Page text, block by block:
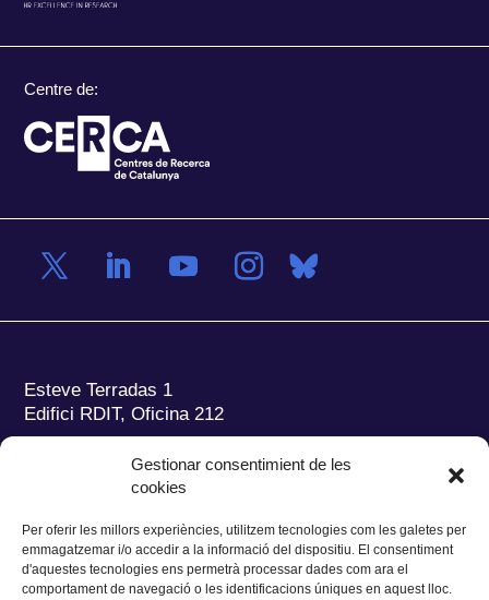
Gestionar consentimient de les
cookies
Per oferir les millors experiències, utilitzem tecnologies com les galetes per
emmagatzemar i/o accedir a la informació del dispositiu. El consentiment
d'aquestes tecnologies ens permetrà processar dades com ara el
comportament de navegació o les identificacions úniques en aquest lloc.
Centre de:
Esteve Terradas 1
Edifici RDIT, Oficina 212
Parc Mediterrani de la Tecnologia (PMT)
del Baix Llobregat – UPC
Tel.:+34 93 280 2088
Fax:+34 93 280 6395
E-mail:ieec@ieec.cat